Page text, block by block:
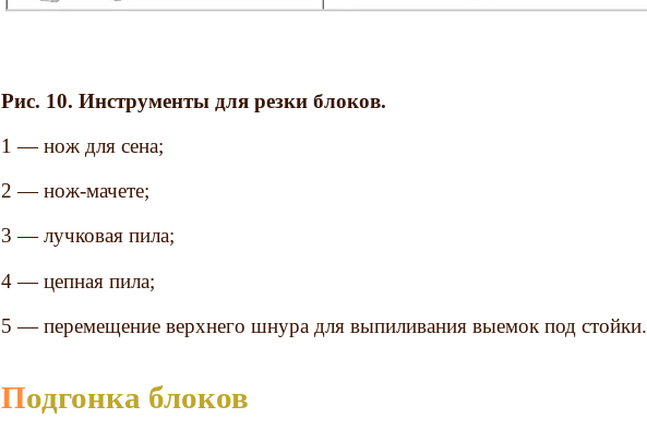
Рис. 10. Инструменты для резки блоков.
1 — нож для сена;
2 — нож-мачете;
3 — лучковая пила;
4 — цепная пила;
5 — перемещение верхнего шнура для выпиливания выемок под стойки.
Подгонка блоков